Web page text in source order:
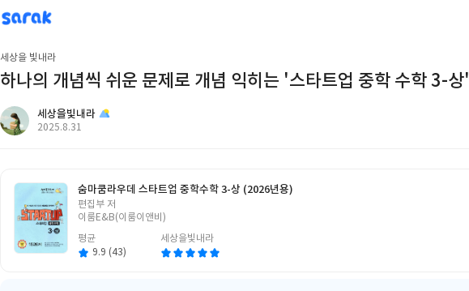
sarak
세상을빛내라
세상을 빛내라
하나의 개념씩 쉬운 문제로 개념 익히는 '스타트업 중학 수학 3-상'
세상을빛내라
작
2025.8.31
숨마쿰라우데 스타트업 중학수학 3-상 (2026년용)
글
쓴
편집부 저
이룸E&B(이룸이앤비)
평균
9.9 (43)
세상을빛내라